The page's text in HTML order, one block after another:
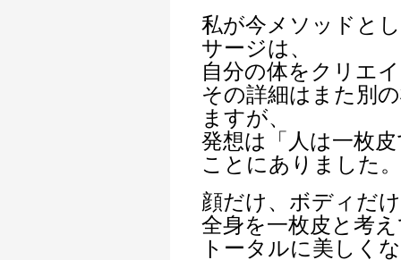
私が今メソッドと
サージは、
自分の体をクリエ
その詳細はまた別
ますが、
発想は「人は一枚
ことにありました。
顔だけ、ボディだ
全身を一枚皮と考
トータルに美しく